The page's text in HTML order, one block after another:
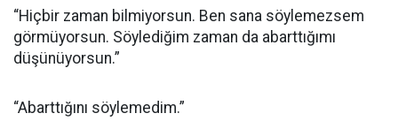
“Hiçbir zaman bilmiyorsun. Ben sana söylemezsem
görmüyorsun. Söylediğim zaman da abarttığımı
düşünüyorsun.”
“Abarttığını söylemedim.”